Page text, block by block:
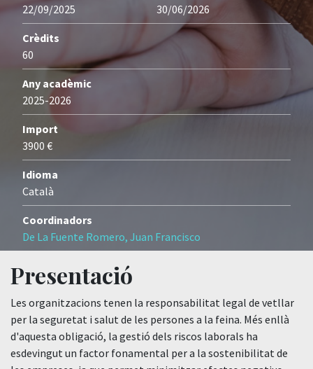
22/09/2025
30/06/2026
Crèdits
60
Any acadèmic
2025-2026
Import
3900 €
Idioma
Català
Coordinadors
De La Fuente Romero, Juan Francisco
Presentació
Les organitzacions tenen la responsabilitat legal de vetllar
per la seguretat i salut de les persones a la feina. Més enllà
d'aquesta obligació, la gestió dels riscos laborals ha
esdevingut un factor fonamental per a la sostenibilitat de